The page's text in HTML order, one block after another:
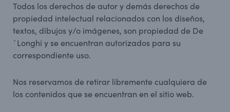
Todos los derechos de autor y demás derechos de
propiedad intelectual relacionados con los diseños,
textos, dibujos y/o imágenes, son propiedad de De
´Longhi y se encuentran autorizados para su
correspondiente uso.
Nos reservamos de retirar libremente cualquiera de
los contenidos que se encuentran en el sitio web.